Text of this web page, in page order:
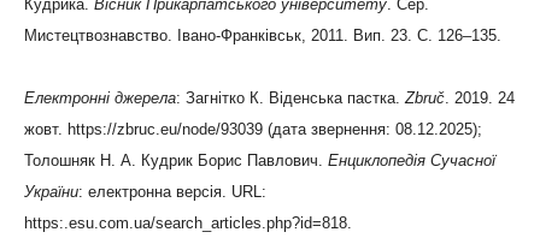
Кудрика. Вісник Прикарпатського університету . Сер.
Мистецтвознавство. Івано-Франківськ, 2011. Вип. 23. С. 126–135.
Електронні джерела: Загнітко К. Віденська пастка. Zbruč . 2019. 24
жовт. https://zbruc.eu/node/93039 (дата звернення: 08.12.2025);
Толошняк Н. А. Кудрик Борис Павлович. Енциклопедія Сучасної
України: електронна версія. URL:
https:.esu.com.ua/search_articles.php?id=818.